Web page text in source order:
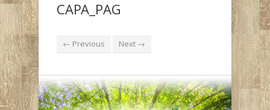
CAPA_PAG
← Previous Next →